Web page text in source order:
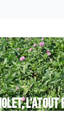
l’atout